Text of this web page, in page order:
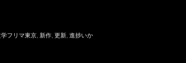
フリマ東京, 新作, 更新, 進捗いか